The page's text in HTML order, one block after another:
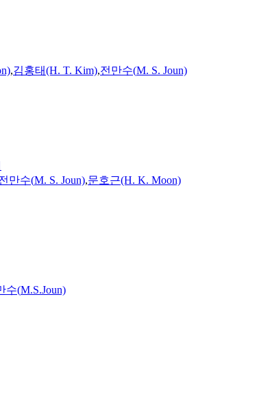
,김홍태(H. T. Kim),전만수(M. S. Joun)
만수(M. S. Joun),문호근(H. K. Moon)
수(M.S.Joun)